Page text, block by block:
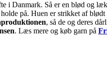
Danmark. Så er en blød og
på. Huen er strikket af blødt
, så de og deres
. Læs mere og køb garn på